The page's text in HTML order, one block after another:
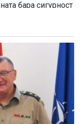
бара сигурност
тимски дух и
во македонската
таа е
Благодарение
се
фејсбук-